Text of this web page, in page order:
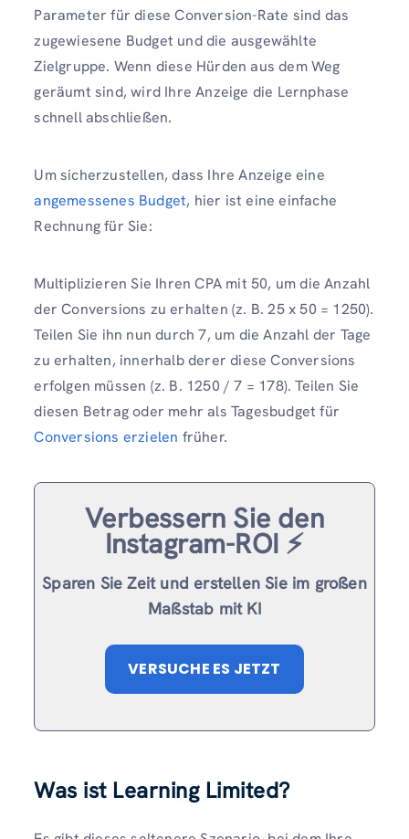
Parameter für diese Conversion-Rate sind das
zugewiesene Budget und die ausgewählte
Zielgruppe. Wenn diese Hürden aus dem Weg
geräumt sind, wird Ihre Anzeige die Lernphase
schnell abschließen.
Um sicherzustellen, dass Ihre Anzeige eine
angemessenes Budget, hier ist eine einfache
Rechnung für Sie:
Multiplizieren Sie Ihren CPA mit 50, um die Anzahl
der Conversions zu erhalten (z. B. 25 x 50 = 1250).
Teilen Sie ihn nun durch 7, um die Anzahl der Tage
zu erhalten, innerhalb derer diese Conversions
erfolgen müssen (z. B. 1250 / 7 = 178). Teilen Sie
diesen Betrag oder mehr als Tagesbudget für
Conversions erzielen früher.
Verbessern Sie den
Instagram-ROI ⚡️
Sparen Sie Zeit und erstellen Sie im großen
Maßstab mit KI
VERSUCHE ES JETZT
Was ist Learning Limited?